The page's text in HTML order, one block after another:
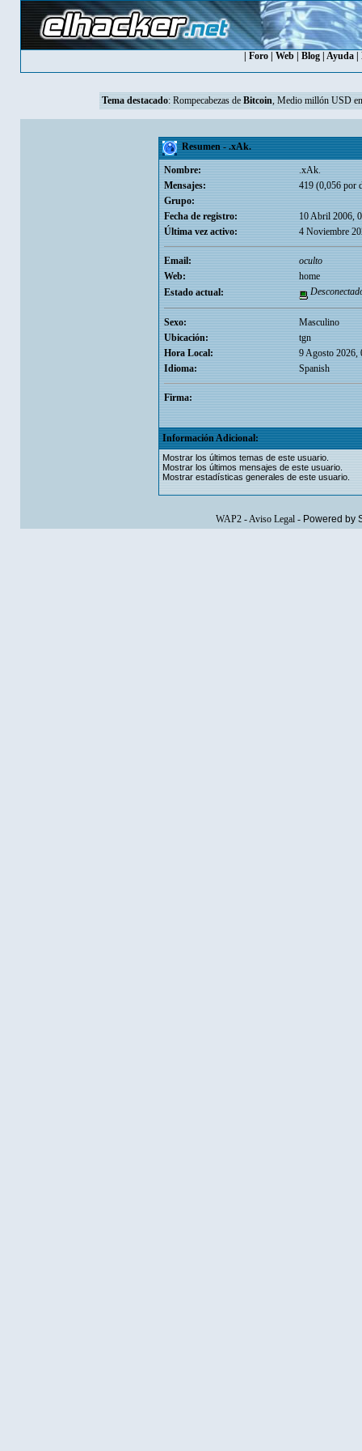
Foro| Web| Blog| Ayuda|
Tema destacado: Rompecabezas de Bitcoin, Medio millón USD
Resumen - .xAk.
Nombre:
.xAk.
Mensajes:
419 (0,056 por
Grupo:
Fecha de registro:
10 Abril 2006,
Última vez activo:
4 Noviembre
Email:
oculto
Web:
home
Estado actual:
Sexo:
Masculino
Ubicación:
tgn
Hora Local:
9 Agosto 2026,
Idioma:
Spanish
Firma:
Información Adicional:
Mostrar los últimos temas de este usuario.
Mostrar los últimos mensajes de este usuario.
Mostrar estadísticas generales de este usuario.
WAP2-Aviso Legal- Powered by